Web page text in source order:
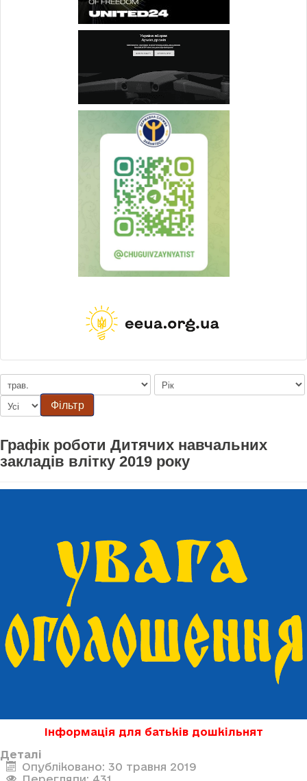
Фільтр
Графік роботи Дитячих навчальних
закладів влітку 2019 року
Інформація для батьків дошкільнят
Деталі
Опубліковано: 30 травня 2019